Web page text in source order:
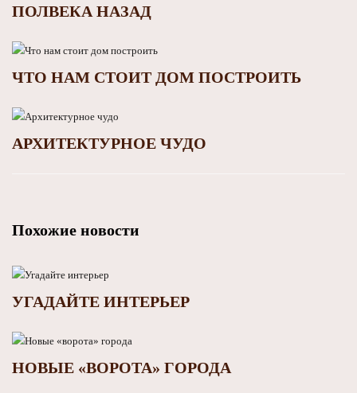
ПОЛВЕКА НАЗАД
ЧТО НАМ СТОИТ ДОМ ПОСТРОИТЬ
АРХИТЕКТУРНОЕ ЧУДО
Похожие новости
УГАДАЙТЕ ИНТЕРЬЕР
НОВЫЕ «ВОРОТА» ГОРОДА